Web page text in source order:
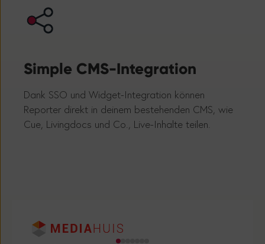
Reporter direkt in deinem bestehenden CMS, wie
Cue, Livingdocs und Co., Live-Inhalte teilen.
"Nach einer eingehenden Marktanalyse